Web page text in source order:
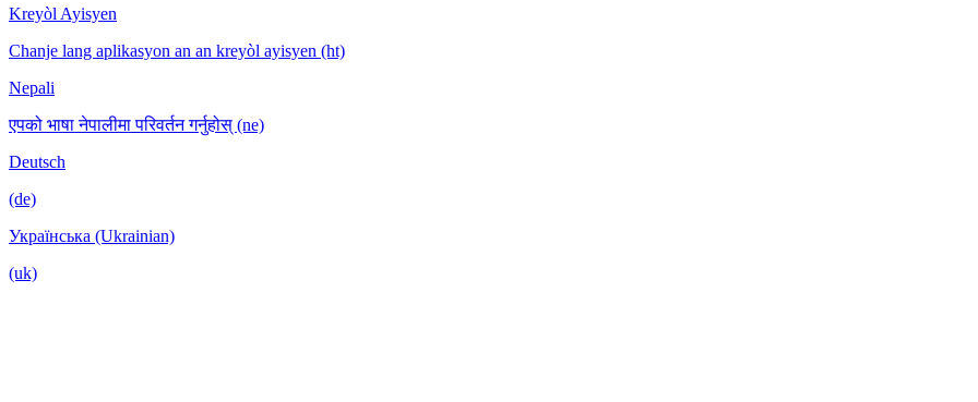
Kreyòl Ayisyen
Chanje lang aplikasyon an an kreyòl ayisyen (ht)
Nepali
एपको भाषा नेपालीमा परिवर्तन गर्नुहोस् (ne)
Deutsch
(de)
Українська (Ukrainian)
(uk)